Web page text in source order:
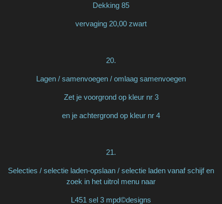
Dekking 85
vervaging 20,00 zwart
20.
Lagen / samenvoegen / omlaag samenvoegen
Zet je voorgrond op kleur nr 3
en je achtergrond op kleur nr 4
21.
Selecties / selectie laden-opslaan / selectie laden vanaf schijf en
zoek in het uitrol menu naar
L451 sel 3 mpd©designs